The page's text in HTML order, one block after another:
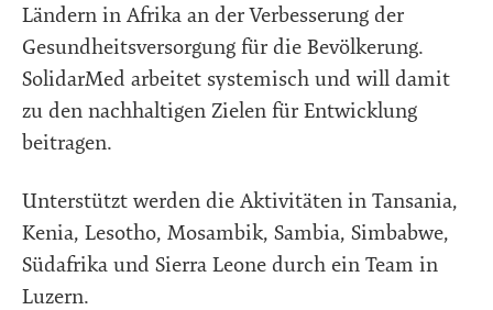
Ländern in Afrika an der Verbesserung der
Gesundheitsversorgung für die Bevölkerung.
SolidarMed arbeitet systemisch und will damit
zu den nachhaltigen Zielen für Entwicklung
beitragen.
Unterstützt werden die Aktivitäten in Tansania,
Kenia, Lesotho, Mosambik, Sambia, Simbabwe,
Südafrika und Sierra Leone durch ein Team in
Luzern.